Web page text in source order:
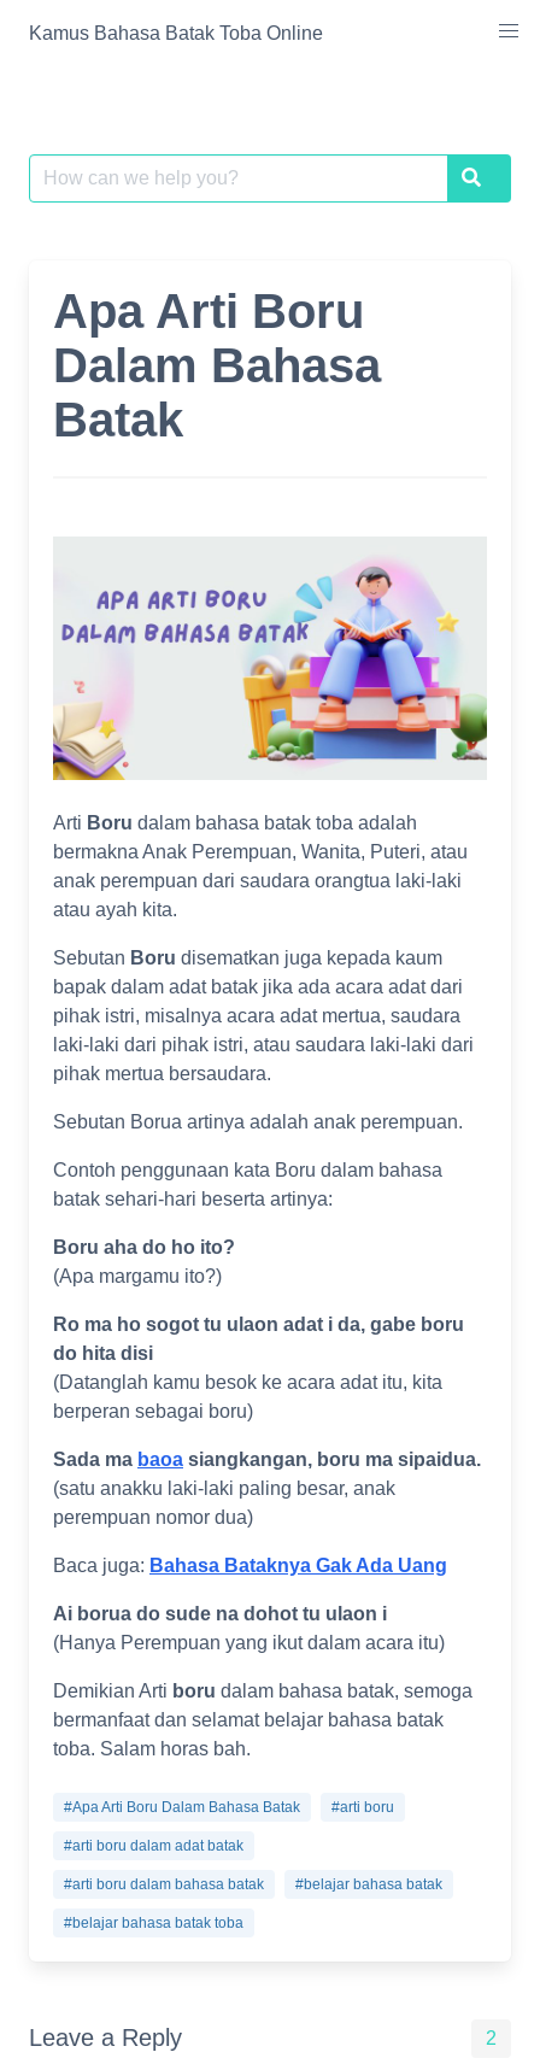
Kamus Bahasa Batak Toba Online
Search
for:
Search
Apa Arti Boru
Dalam Bahasa
Batak
Arti Boru dalam bahasa batak toba adalah
bermakna Anak Perempuan, Wanita, Puteri, atau
anak perempuan dari saudara orangtua laki-laki
atau ayah kita.
Sebutan Boru disematkan juga kepada kaum
bapak dalam adat batak jika ada acara adat dari
pihak istri, misalnya acara adat mertua, saudara
laki-laki dari pihak istri, atau saudara laki-laki dari
pihak mertua bersaudara.
Sebutan Borua artinya adalah anak perempuan.
Contoh penggunaan kata Boru dalam bahasa
batak sehari-hari beserta artinya:
Boru aha do ho ito?
(Apa margamu ito?)
Ro ma ho sogot tu ulaon adat i da, gabe boru
do hita disi
(Datanglah kamu besok ke acara adat itu, kita
berperan sebagai boru)
Sada ma baoa siangkangan, boru ma sipaidua.
(satu anakku laki-laki paling besar, anak
perempuan nomor dua)
Baca juga: Bahasa Bataknya Gak Ada Uang
Ai borua do sude na dohot tu ulaon i
(Hanya Perempuan yang ikut dalam acara itu)
Demikian Arti boru dalam bahasa batak, semoga
bermanfaat dan selamat belajar bahasa batak
toba. Salam horas bah.
#Apa Arti Boru Dalam Bahasa Batak #arti boru
#arti boru dalam adat batak
#arti boru dalam bahasa batak #belajar bahasa batak
#belajar bahasa batak toba
Leave a Reply 2